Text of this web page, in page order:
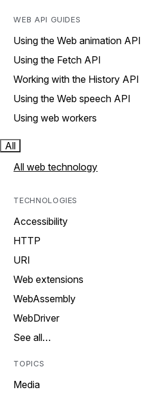
WEB API GUIDES
Using the Web animation API
Using the Fetch API
Working with the History API
Using the Web speech API
Using web workers
All
All web technology
TECHNOLOGIES
Accessibility
HTTP
URI
Web extensions
WebAssembly
WebDriver
See all…
TOPICS
Media